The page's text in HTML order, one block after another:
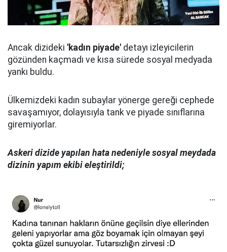
Ancak dizideki 'kadın piyade' detayı izleyicilerin
gözünden kaçmadı ve kısa sürede sosyal medyada
yankı buldu.
Ülkemizdeki kadın subaylar yönerge gereği cephede
savaşamıyor, dolayısıyla tank ve piyade sınıflarına
giremiyorlar.
Askeri dizide yapılan hata nedeniyle sosyal meydada
dizinin yapım ekibi eleştirildi;